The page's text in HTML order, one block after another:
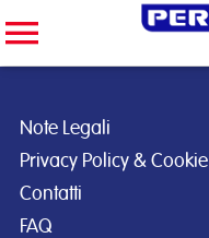
Note Legali
Privacy Policy & Cookie
Contatti
FAQ